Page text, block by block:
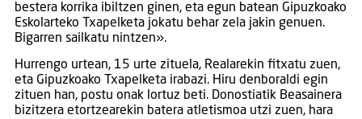
bestera korrika ibiltzen ginen, eta egun batean Gipuzkoako
Eskolarteko Txapelketa jokatu behar zela jakin genuen.
Bigarren sailkatu nintzen».
Hurrengo urtean, 15 urte zituela, Realarekin fitxatu zuen,
eta Gipuzkoako Txapelketa irabazi. Hiru denboraldi egin
zituen han, postu onak lortuz beti. Donostiatik Beasainera
bizitzera etortzearekin batera atletismoa utzi zuen, hara